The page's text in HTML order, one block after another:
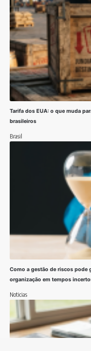
Tarifa dos EUA: o que muda
brasileiros
Brasil
Como a gestão de riscos pode
organização em tempos
Noticias